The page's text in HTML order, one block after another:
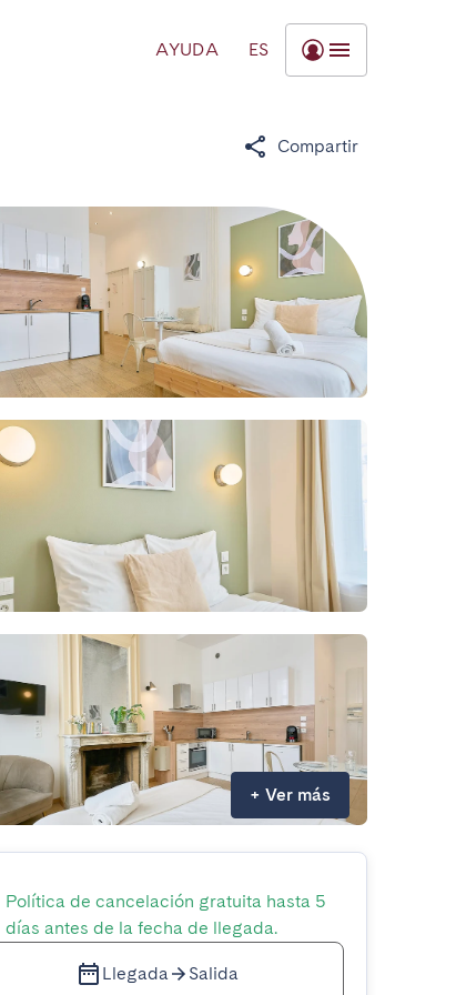
AYUDA ES
Compartir
+ Ver más
Política de cancelación gratuita hasta 5
días antes de la fecha de llegada.
Llegada Salida